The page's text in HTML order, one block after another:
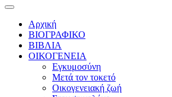
Αρχική
ΒΙΟΓΡΑΦΙΚΟ
ΒΙΒΛΙΑ
ΟΙΚΟΓΕΝΕΙΑ
Εγκυμοσύνη
Μετά τον τοκετό
Οικογενειακή ζωή